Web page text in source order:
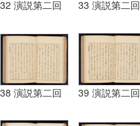
32 演説第二回 33 演説第二回
38 演説第二回 39 演説第二回